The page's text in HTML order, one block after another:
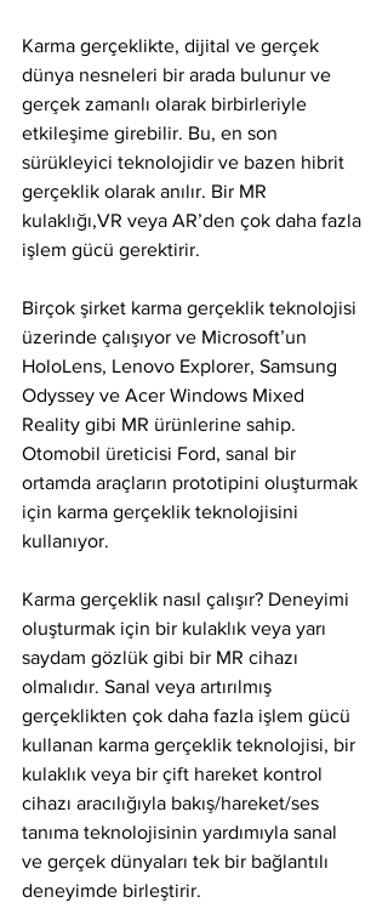
Karma gerçeklikte, dijital ve gerçek
dünya nesneleri bir arada bulunur ve
gerçek zamanlı olarak birbirleriyle
etkileşime girebilir. Bu, en son
sürükleyici teknolojidir ve bazen hibrit
gerçeklik olarak anılır. Bir MR
kulaklığı,VR veya AR’den çok daha fazla
işlem gücü gerektirir.
Birçok şirket karma gerçeklik teknolojisi
üzerinde çalışıyor ve Microsoft’un
HoloLens, Lenovo Explorer, Samsung
Odyssey ve Acer Windows Mixed
Reality gibi MR ürünlerine sahip.
Otomobil üreticisi Ford, sanal bir
ortamda araçların prototipini oluşturmak
için karma gerçeklik teknolojisini
kullanıyor.
Karma gerçeklik nasıl çalışır? Deneyimi
oluşturmak için bir kulaklık veya yarı
saydam gözlük gibi bir MR cihazı
olmalıdır. Sanal veya artırılmış
gerçeklikten çok daha fazla işlem gücü
kullanan karma gerçeklik teknolojisi, bir
kulaklık veya bir çift hareket kontrol
cihazı aracılığıyla bakış/hareket/ses
tanıma teknolojisinin yardımıyla sanal
ve gerçek dünyaları tek bir bağlantılı
deneyimde birleştirir.